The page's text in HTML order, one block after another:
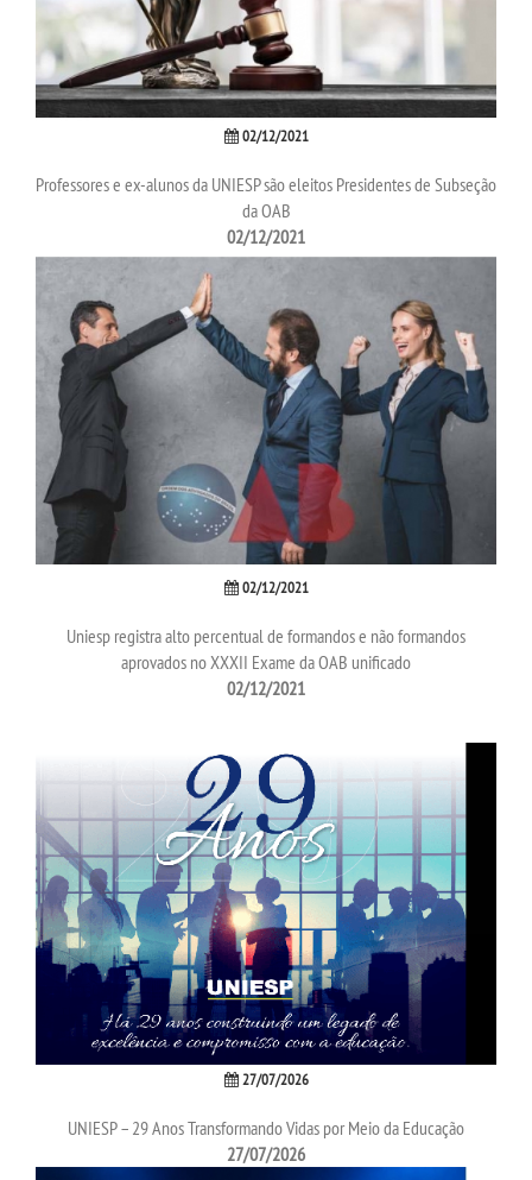
UNIESP NEWS
PORTAL DE ALUNOS
PORTAL DE PROFESSORES/ACADÊMICO
UNIESP
CONTATO
IMPRENSA
TRABALHE CONOSCO
02/12/2021
Professores e ex-alunos da UNIESP são eleitos Presidentes de Subseção
da OAB
02/12/2021
02/12/2021
Uniesp registra alto percentual de formandos e não formandos
aprovados no XXXII Exame da OAB unificado
02/12/2021
27/07/2026
UNIESP – 29 Anos Transformando Vidas por Meio da Educação
27/07/2026